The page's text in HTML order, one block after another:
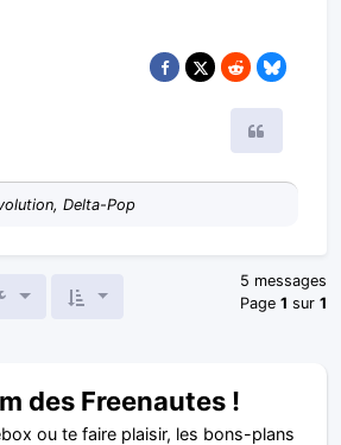
Delta-Pop
5 messages
Page 1 sur 1
des Freenautes !
ou te faire plaisir, les bons-plans